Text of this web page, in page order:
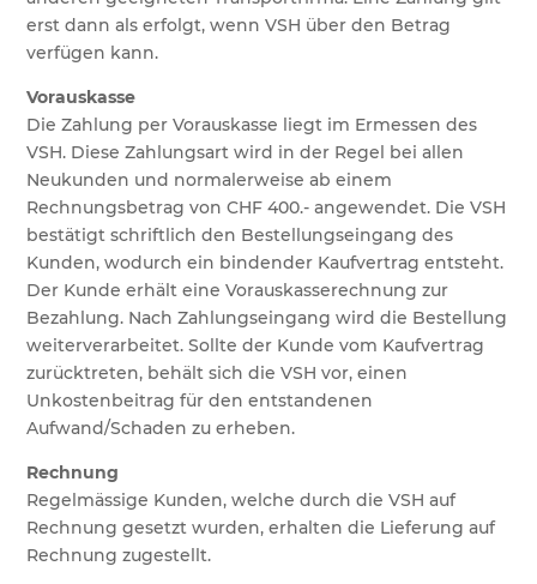
erst dann als erfolgt, wenn VSH über den Betrag
verfügen kann.
Vorauskasse
Die Zahlung per Vorauskasse liegt im Ermessen des
VSH. Diese Zahlungsart wird in der Regel bei allen
Neukunden und normalerweise ab einem
Rechnungsbetrag von CHF 400.- angewendet. Die VSH
bestätigt schriftlich den Bestellungseingang des
Kunden, wodurch ein bindender Kaufvertrag entsteht.
Der Kunde erhält eine Vorauskasserechnung zur
Bezahlung. Nach Zahlungseingang wird die Bestellung
weiterverarbeitet. Sollte der Kunde vom Kaufvertrag
zurücktreten, behält sich die VSH vor, einen
Unkostenbeitrag für den entstandenen
Aufwand/Schaden zu erheben.
Rechnung
Regelmässige Kunden, welche durch die VSH auf
Rechnung gesetzt wurden, erhalten die Lieferung auf
Rechnung zugestellt.